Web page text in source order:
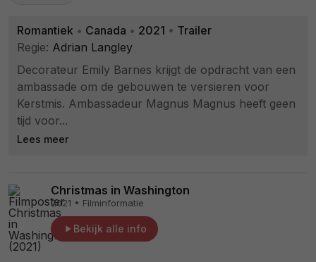
Romantiek • Canada • 2021 • Trailer
Regie: Adrian Langley
Decorateur Emily Barnes krijgt de opdracht van een
ambassade om de gebouwen te versieren voor
Kerstmis. Ambassadeur Magnus Magnus heeft geen
tijd voor...
Lees meer
Christmas in Washington
2021 • Filminformatie
Bekijk alle info